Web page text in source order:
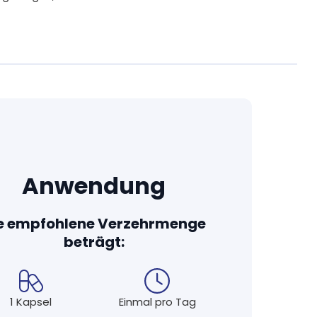
Kraft und Verträglichkeit der Wirkstoffe
sind frei von
Allergenen.
von unabhängigen und akkreditierten
Top-Qualität, auf die Sie sich verlassen
bzw. Veganer geeignet. Bei den wenigen
Anwendung
empfohlene Verzehrmenge
beträgt:
1 Kapsel Einmal pro Tag